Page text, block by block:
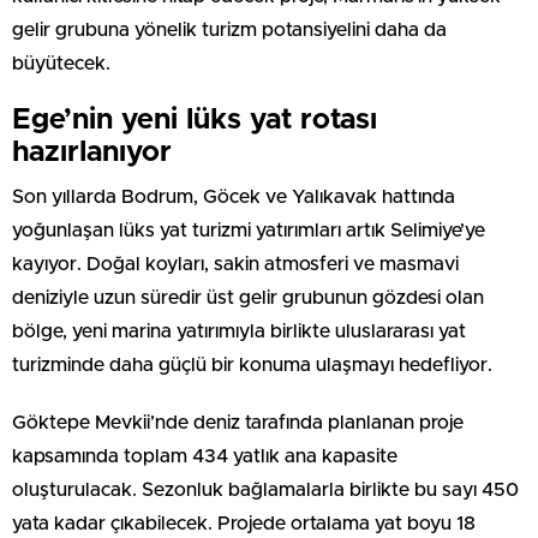
gelir grubuna yönelik turizm potansiyelini daha da
büyütecek.
Ege’nin yeni lüks yat rotası
hazırlanıyor
Son yıllarda Bodrum, Göcek ve Yalıkavak hattında
yoğunlaşan lüks yat turizmi yatırımları artık Selimiye’ye
kayıyor. Doğal koyları, sakin atmosferi ve masmavi
deniziyle uzun süredir üst gelir grubunun gözdesi olan
bölge, yeni marina yatırımıyla birlikte uluslararası yat
turizminde daha güçlü bir konuma ulaşmayı hedefliyor.
Göktepe Mevkii’nde deniz tarafında planlanan proje
kapsamında toplam 434 yatlık ana kapasite
oluşturulacak. Sezonluk bağlamalarla birlikte bu sayı 450
yata kadar çıkabilecek. Projede ortalama yat boyu 18